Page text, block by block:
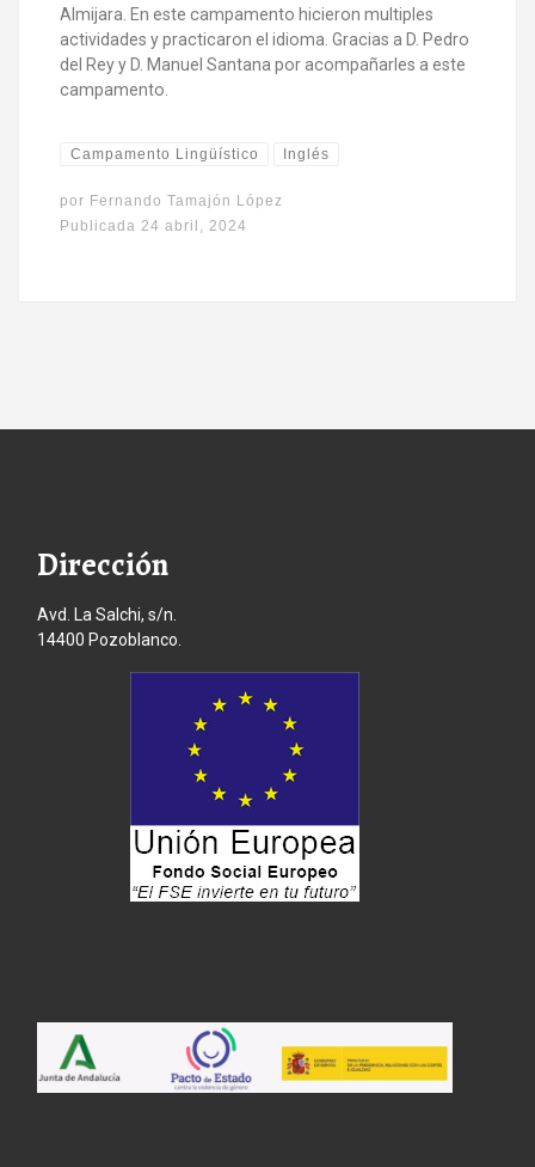
Almijara. En este campamento hicieron multiples
actividades y practicaron el idioma. Gracias a D. Pedro
del Rey y D. Manuel Santana por acompañarles a este
campamento.
Campamento Lingüístico Inglés
por Fernando Tamajón López
Publicada 24 abril, 2024
Dirección
Avd. La Salchi, s/n.
14400 Pozoblanco.